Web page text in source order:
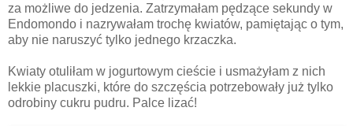
za możliwe do jedzenia. Zatrzymałam pędzące sekundy w
Endomondo i nazrywałam trochę kwiatów, pamiętając o tym,
aby nie naruszyć tylko jednego krzaczka.
Kwiaty otuliłam w jogurtowym cieście i usmażyłam z nich
lekkie placuszki, które do szczęścia potrzebowały już tylko
odrobiny cukru pudru. Palce lizać!